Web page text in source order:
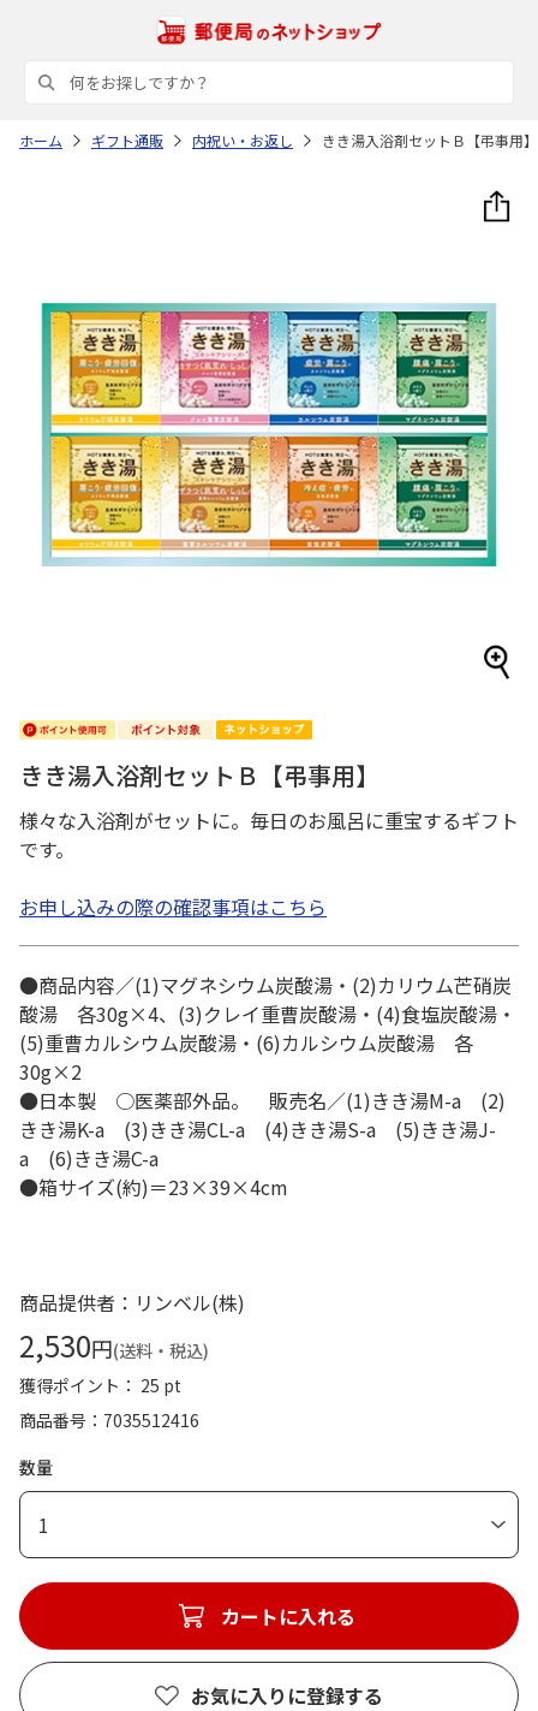
ホーム ギフト通販 内祝い・お返し きき湯入浴剤セットＢ【弔事用】
きき湯入浴剤セットＢ【弔事用】
様々な入浴剤がセットに。毎日のお風呂に重宝するギフト
です。
お申し込みの際の確認事項はこちら
●商品内容／(1)マグネシウム炭酸湯・(2)カリウム芒硝炭
酸湯 各30g×4、(3)クレイ重曹炭酸湯・(4)食塩炭酸湯・
(5)重曹カルシウム炭酸湯・(6)カルシウム炭酸湯 各
30g×2
●日本製 ○医薬部外品。 販売名／(1)きき湯M-a (2)
きき湯K-a (3)きき湯CL-a (4)きき湯S-a (5)きき湯J-
a (6)きき湯C-a
●箱サイズ(約)＝23×39×4cm
商品提供者：リンベル(株)
2,530円(送料・税込)
獲得ポイント： 25 pt
商品番号
7035512416
数量
1
カートに入れる
お気に入りに登録する